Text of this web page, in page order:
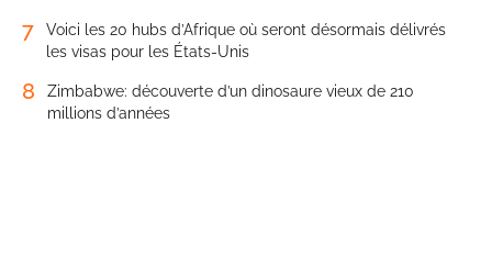
7
Voici les 20 hubs d’Afrique où seront désormais délivrés
les visas pour les États-Unis
8
Zimbabwe: découverte d’un dinosaure vieux de 210
millions d’années